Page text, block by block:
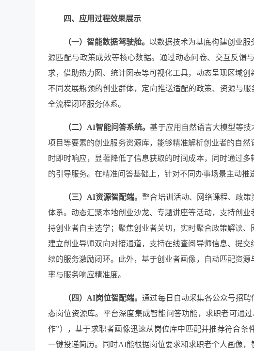
四、应用过程效果展示
（一）智能数据驾驶舱。 以数据技术为基底构建创业
源匹配与政策成效等核心数据。通过动态问卷、交互反馈
求，借助热力图、统计图表等可视化工具，动态呈现区域
不同发展瓶颈的创业群体，定向推送适配的政策、资源与
全流程闭环服务体系。
（二） AI智能问答系统。基于应用自然语言大模型等技
项目等要素的创业服务资源库，能够精准解析创业者的自
时即时响应，显著降低了信息获取的时间成本，同时通过
的引导服务。在精准问答基础上，针对不同办事场景主动推
（三） AI资源智配端。整合培训活动、网络课程、政
体系。动态汇聚本地创业沙龙、专题讲座等活动，支持创
持创业者自主选学；聚焦创业者关切，实时聚合政策解读
建立创业导师双向对接通道，支持在线查阅导师信息、提
续的服务激励闭环。此外，基于创业者画像，自动匹配资
率与服务响应精准度。
（四） AI岗位智配端。通过每日自动采集各公众号招
态岗位资源库。平台深度集成智能问答功能，求职者可通
作”），基于求职者画像迅速从岗位库中匹配并推荐符合
一键投递简历。同时AI能根据岗位要求和求职者个人画像